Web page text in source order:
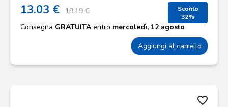
13.03 € 19.19 €
Sconto
32%
Consegna GRATUITA entro mercoledì, 12 agosto
Aggiungi al carrello
favorite_border